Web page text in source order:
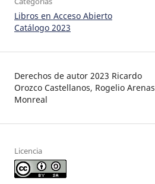
Libros en Acceso Abierto
Catálogo 2023
Derechos de autor 2023 Ricardo
Orozco Castellanos, Rogelio Arenas
Monreal
Licencia